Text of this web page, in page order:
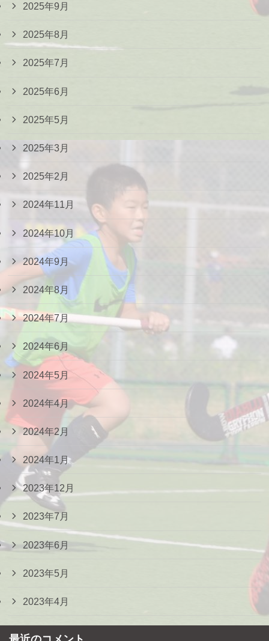
2025年9月
2025年8月
2025年7月
2025年6月
2025年5月
2025年3月
2025年2月
2024年11月
2024年10月
2024年9月
2024年8月
2024年7月
2024年6月
2024年5月
2024年4月
2024年2月
2024年1月
2023年12月
2023年7月
2023年6月
2023年5月
2023年4月